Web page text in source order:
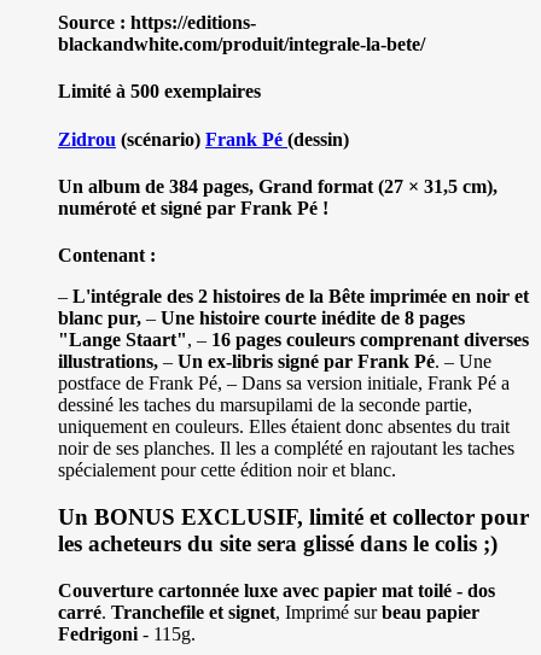
Source : https://editions-
blackandwhite.com/produit/integrale-la-bete/
Limité à 500 exemplaires
Zidrou (scénario) Frank Pé (dessin)
Un album de 384 pages, Grand format (27 × 31,5 cm),
numéroté et signé par Frank Pé !
Contenant :
– L'intégrale des 2 histoires de la Bête imprimée en noir et
blanc pur, – Une histoire courte inédite de 8 pages
"Lange Staart", – 16 pages couleurs comprenant diverses
illustrations, – Un ex-libris signé par Frank Pé. – Une
postface de Frank Pé, – Dans sa version initiale, Frank Pé a
dessiné les taches du marsupilami de la seconde partie,
uniquement en couleurs. Elles étaient donc absentes du trait
noir de ses planches. Il les a complété en rajoutant les taches
spécialement pour cette édition noir et blanc.
Un BONUS EXCLUSIF, limité et collector pour
les acheteurs du site sera glissé dans le colis ;)
Couverture cartonnée luxe avec papier mat toilé - dos
carré. Tranchefile et signet, Imprimé surbeau papier
Fedrigoni - 115g.